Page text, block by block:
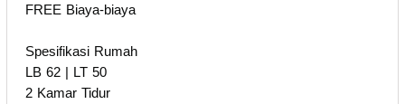
FREE Biaya-biaya
Spesifikasi Rumah
LB 62 | LT 50
2 Kamar Tidur